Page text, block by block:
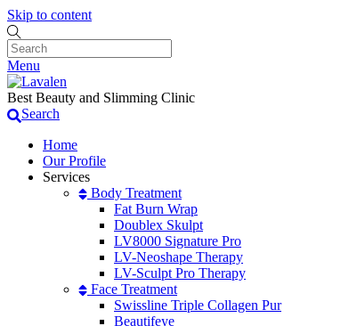
Skip to content
Menu
Best Beauty and Slimming Clinic
Search
Home
Our Profile
Services
Body Treatment
Fat Burn Wrap
Doublex Skulpt
LV8000 Signature Pro
LV-Neoshape Therapy
LV-Sculpt Pro Therapy
Face Treatment
Swissline Triple Collagen Pur
Beautifeye